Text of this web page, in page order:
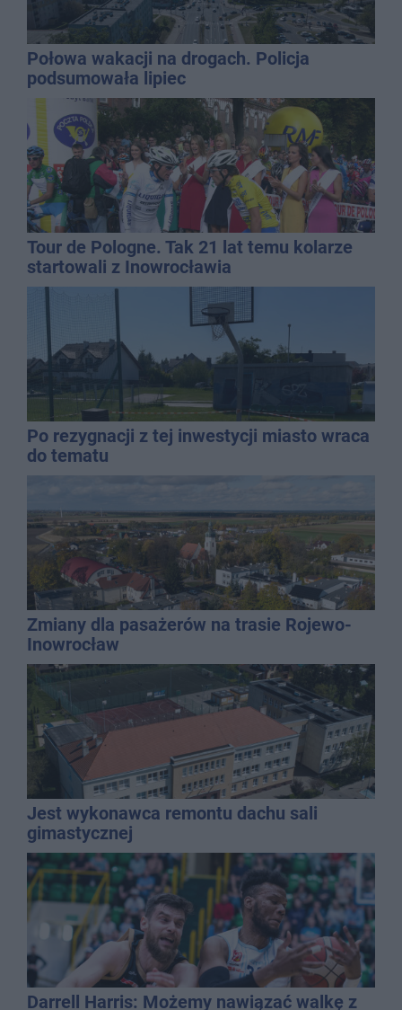
Połowa wakacji na drogach. Policja
podsumowała lipiec
Tour de Pologne. Tak 21 lat temu kolarze
startowali z Inowrocławia
Po rezygnacji z tej inwestycji miasto wraca
do tematu
Zmiany dla pasażerów na trasie Rojewo-
Inowrocław
Jest wykonawca remontu dachu sali
gimastycznej
Darrell Harris: Możemy nawiązać walkę z